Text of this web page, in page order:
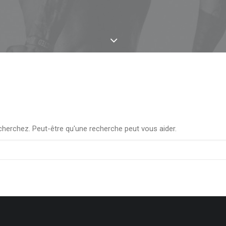
Peut-être qu'une recherche peut vous aider.